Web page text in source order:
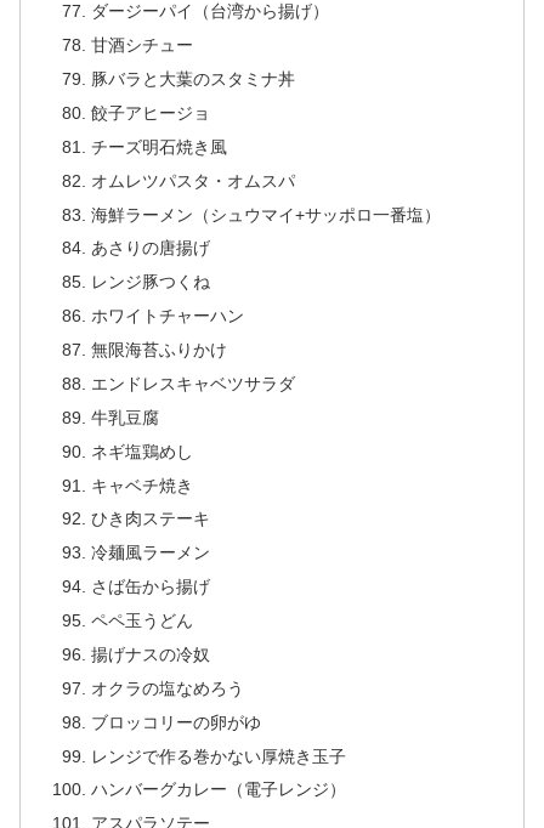
ダージーパイ（台湾から揚げ）
甘酒シチュー
豚バラと大葉のスタミナ丼
餃子アヒージョ
チーズ明石焼き風
オムレツパスタ・オムスパ
海鮮ラーメン（シュウマイ+サッポロ一番塩）
あさりの唐揚げ
レンジ豚つくね
ホワイトチャーハン
無限海苔ふりかけ
エンドレスキャベツサラダ
牛乳豆腐
ネギ塩鶏めし
キャベチ焼き
ひき肉ステーキ
冷麺風ラーメン
さば缶から揚げ
ペペ玉うどん
揚げナスの冷奴
オクラの塩なめろう
ブロッコリーの卵がゆ
レンジで作る巻かない厚焼き玉子
ハンバーグカレー（電子レンジ）
アスパラソテー